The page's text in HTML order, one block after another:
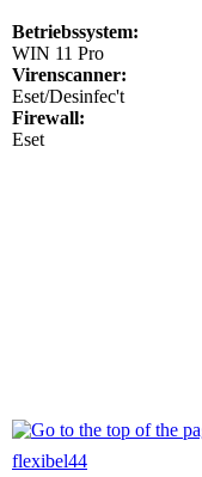
Betriebssystem:
WIN 11 Pro
Virenscanner:
Eset/Desinfec't
Firewall:
Eset
flexibel44